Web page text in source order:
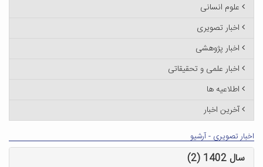
علوم انسانی
اخبار تصویری
اخبار پژوهشی
اخبار علمی و تحقیقاتی
اطلاعیه ها
آخرین اخبار
اخبار تصویری - آرشیو
سال 1402 (2)